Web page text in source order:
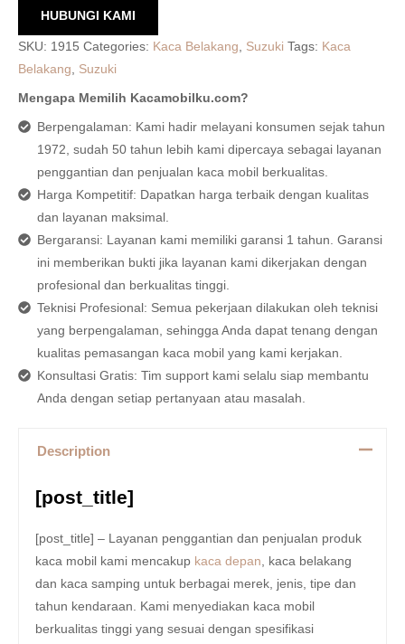
HUBUNGI KAMI
SKU: 1915 Categories: Kaca Belakang, Suzuki Tags: Kaca
Belakang, Suzuki
Mengapa Memilih Kacamobilku.com?
Berpengalaman: Kami hadir melayani konsumen sejak tahun
1972, sudah 50 tahun lebih kami dipercaya sebagai layanan
penggantian dan penjualan kaca mobil berkualitas.
Harga Kompetitif: Dapatkan harga terbaik dengan kualitas
dan layanan maksimal.
Bergaransi: Layanan kami memiliki garansi 1 tahun. Garansi
ini memberikan bukti jika layanan kami dikerjakan dengan
profesional dan berkualitas tinggi.
Teknisi Profesional: Semua pekerjaan dilakukan oleh teknisi
yang berpengalaman, sehingga Anda dapat tenang dengan
kualitas pemasangan kaca mobil yang kami kerjakan.
Konsultasi Gratis: Tim support kami selalu siap membantu
Anda dengan setiap pertanyaan atau masalah.
Description
[post_title]
[post_title] – Layanan penggantian dan penjualan produk
kaca mobil kami mencakup kaca depan , kaca belakang
dan kaca samping untuk berbagai merek, jenis, tipe dan
tahun kendaraan. Kami menyediakan kaca mobil
berkualitas tinggi yang sesuai dengan spesifikasi